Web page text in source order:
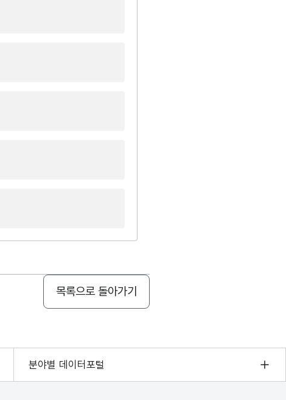
목록으로 돌아가기
분야별 데이터포털
기상자료개방포털
국토교통부 공간정보오픈플랫폼